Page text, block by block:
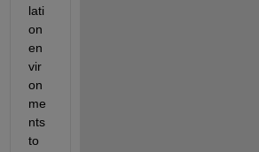
lati
on
en
vir
on
me
nts
to